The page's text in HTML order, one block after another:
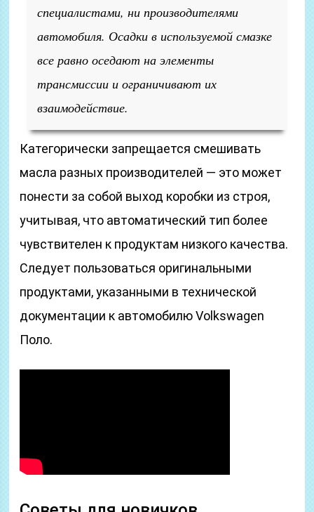
специалистами, ни производителями
автомобиля. Осадки в используемой смазке
все равно оседают на элементы
трансмиссии и ограничивают их
взаимодействие.
Категорически запрещается смешивать
масла разных производителей — это может
понести за собой выход коробки из строя,
учитывая, что автоматический тип более
чувствителен к продуктам низкого качества.
Следует пользоваться оригинальными
продуктами, указанными в технической
документации к автомобилю Volkswagen
Поло.